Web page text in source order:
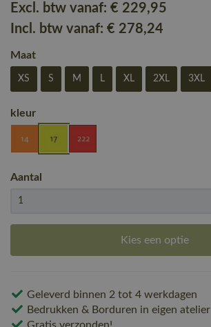
Excl. btw vanaf: € 229,95
Incl. btw vanaf: € 278,24
Maat
XS S M L XL 2XL 3XL
kleur
Aantal
Kies een optie
Geleverd binnen 2 tot 4 werkdagen
Bedrukken & Borduren in eigen atelier
Gratis verzonden!